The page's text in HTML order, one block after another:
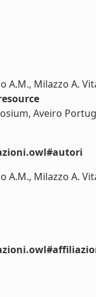
A.M., Milazzo A.
Aveiro
A.M., Milazzo A.